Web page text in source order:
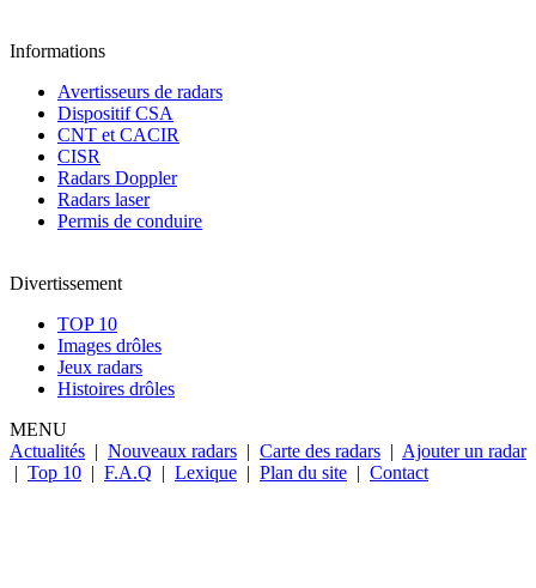
Informations
Avertisseurs de radars
Dispositif CSA
CNT et CACIR
CISR
Radars Doppler
Radars laser
Permis de conduire
Divertissement
TOP 10
Images drôles
Jeux radars
Histoires drôles
MENU
Actualités | Nouveaux radars | Carte des radars | Ajouter un radar
| Top 10 | F.A.Q | Lexique | Plan du site | Contact